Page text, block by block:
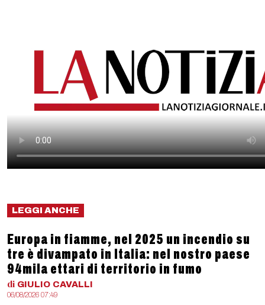
LEGGI ANCHE
Europa in fiamme, nel 2025 un incendio su
tre è divampato in Italia: nel nostro paese
94mila ettari di territorio in fumo
di GIULIO CAVALLI
06/08/2026 07:49